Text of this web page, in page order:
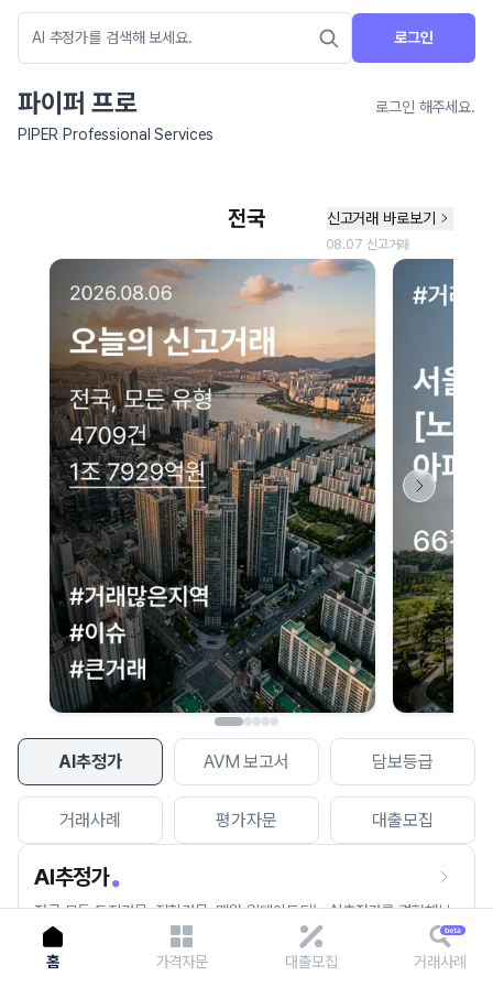
로그인
파이퍼 프로
로그인 해주세요.
PIPER Professional Services
AI추정가 AVM 보고서 담보등급
거래사례 평가자문 대출모집
AI추정가
전국 모든 토지건물, 집합건물, 매월 업데이트되는 AI추정가를 경험해보
세요.
네이버 지도 연결 안내
현재 네이버 지도 연결이 원활하지 않아 지도를 불러올 수 없습니다.
이용에 불편을 드려 죄송합니다.
다시 시도
홈 가격자문 대출모집 거래사례